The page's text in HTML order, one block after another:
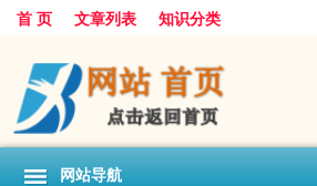
首 页 文章列表 知识分类
网站导航